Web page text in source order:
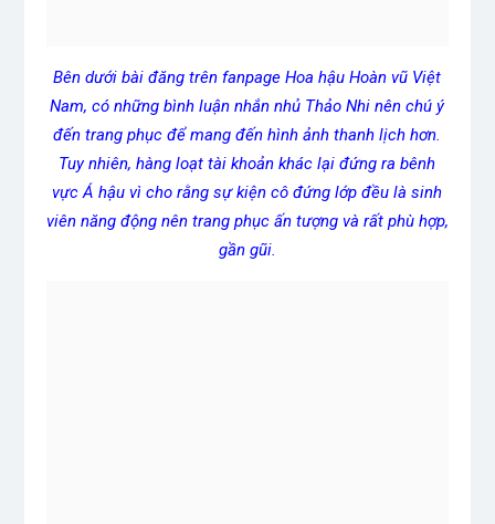
Bên dưới bài đăng trên fanpage Hoa hậu Hoàn vũ Việt
Nam, có những bình luận nhắn nhủ Thảo Nhi nên chú ý
đến trang phục để mang đến hình ảnh thanh lịch hơn.
Tuy nhiên, hàng loạt tài khoản khác lại đứng ra bênh
vực Á hậu vì cho rằng sự kiện cô đứng lớp đều là sinh
viên năng động nên trang phục ấn tượng và rất phù hợp,
gần gũi.